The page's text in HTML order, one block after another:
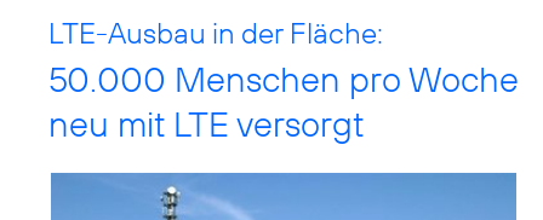
LTE-Ausbau in der Fläche:
50.000 Menschen pro Woche
neu mit LTE versorgt